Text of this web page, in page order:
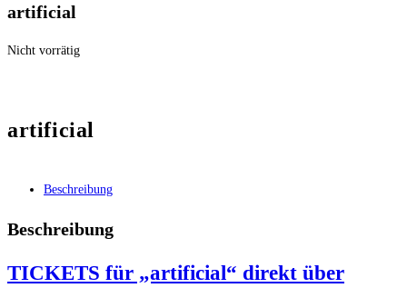
artificial
Nicht vorrätig
artificial
Beschreibung
Beschreibung
TICKETS für „artificial“ direkt über